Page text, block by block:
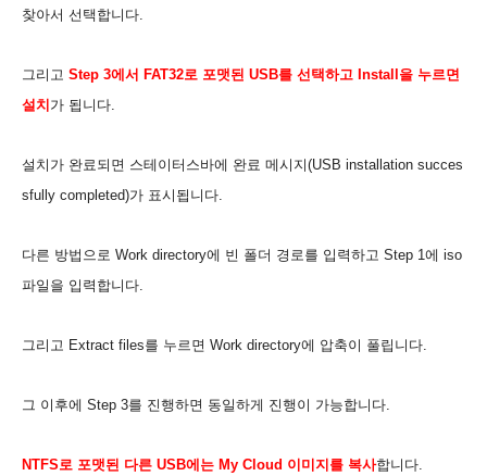
찾아서 선택합니다.
그리고 Step 3에서 FAT32로 포맷된 USB를 선택하고 Install을 누르면
설치 가 됩니다.
설치가 완료되면 스테이터스바에 완료 메시지(USB installation succes
sfully completed)가 표시됩니다.
다른 방법으로 Work directory에 빈 폴더 경로를 입력하고 Step 1에 iso
파일을 입력합니다.
그리고 Extract files를 누르면 Work directory에 압축이 풀립니다.
그 이후에 Step 3를 진행하면 동일하게 진행이 가능합니다.
NTFS로 포맷된 다른 USB에는 My Cloud 이미지를 복사합니다.